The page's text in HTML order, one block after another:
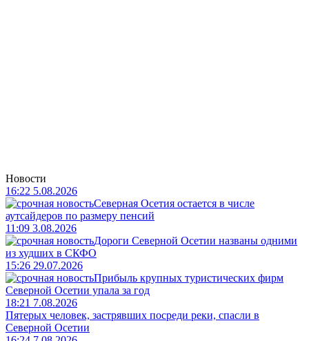
Новости
16:22 5.08.2026
Северная Осетия остается в числе
аутсайдеров по размеру пенсий
11:09 3.08.2026
Дороги Северной Осетии названы одними
из худших в СКФО
15:26 29.07.2026
Прибыль крупных туристических фирм
Северной Осетии упала за год
18:21 7.08.2026
Пятерых человек, застрявших посреди реки, спасли в
Северной Осетии